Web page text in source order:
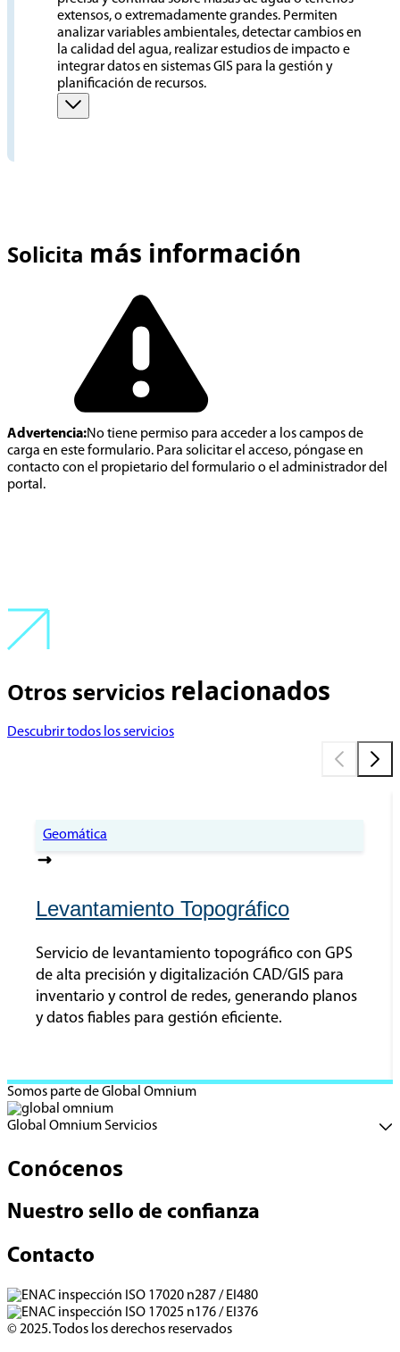
extensos, o extremadamente grandes. Permiten
analizar variables ambientales, detectar cambios en
la calidad del agua, realizar estudios de impacto e
integrar datos en sistemas GIS para la gestión y
planificación de recursos.
Solicita más información
Advertencia:No tiene permiso para acceder a los campos de
carga en este formulario. Para solicitar el acceso, póngase en
contacto con el propietario del formulario o el administrador del
portal.
Otros servicios relacionados
Descubrir todos los servicios
Geomática
Levantamiento Topográfico
Servicio de levantamiento topográfico con GPS
de alta precisión y digitalización CAD/GIS para
inventario y control de redes, generando planos
y datos fiables para gestión eficiente.
Somos parte de Global Omnium
Global Omnium Servicios
Conócenos
Nuestro sello de confianza
Contacto
© 2025. Todos los derechos reservados